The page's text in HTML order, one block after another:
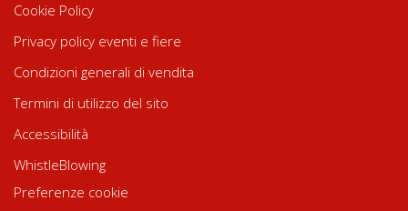
Cookie Policy
Privacy policy eventi e fiere
Condizioni generali di vendita
Termini di utilizzo del sito
Accessibilità
WhistleBlowing
Preferenze cookie